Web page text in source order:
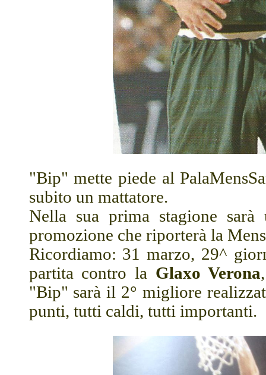
"Bip" mette piede al
subito un mattatore.
Nella sua prima stagione
promozione che riporterà la
Ricordiamo: 31 marzo, 29^
partita contro la Glaxo Verona
"Bip" sarà il 2° migliore
punti, tutti caldi, tutti importanti.